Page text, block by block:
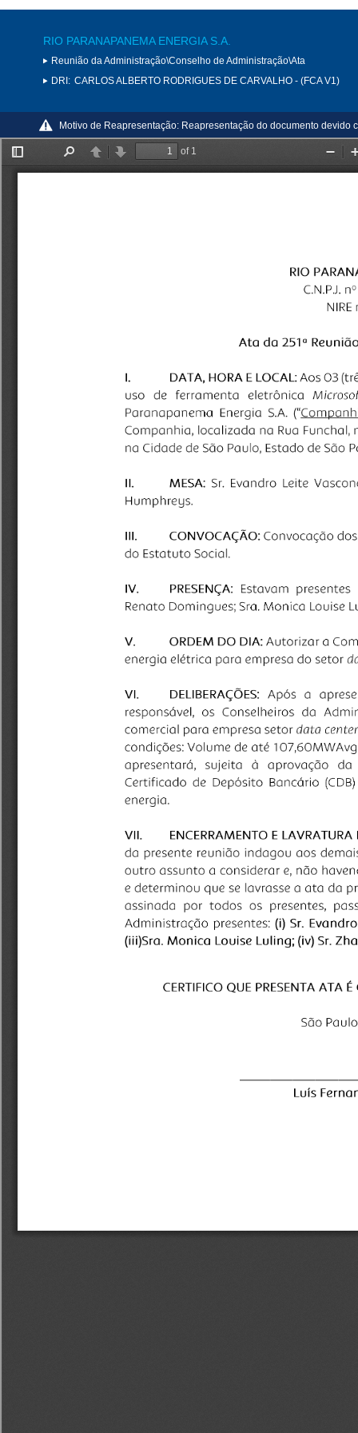
RIO PARANAPANEMA ENERGIA S.A.
Reunião da Administração\Conselho de Administração\Ata
DRI: CARLOS ALBERTO RODRIGUES DE CARVALHO - (FCA V1)
Motivo de Reapresentação: Reapresentação do documento devido